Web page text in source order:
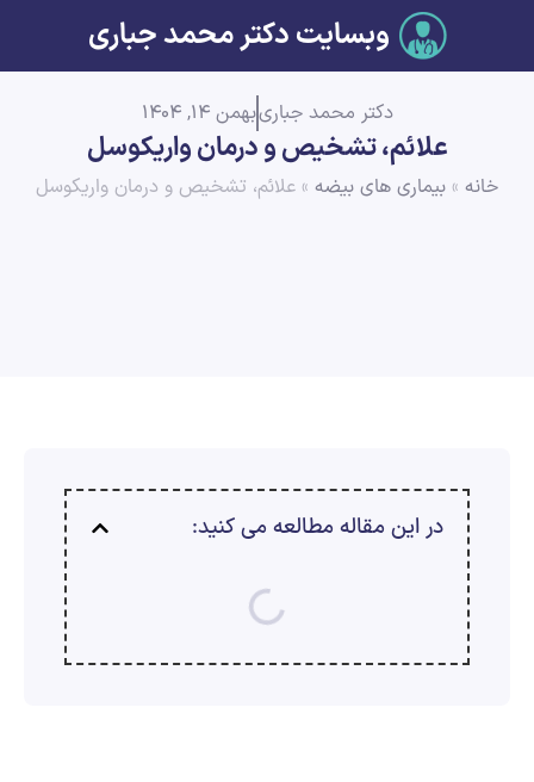
وبسایت دکتر محمد جباری
دکتر محمد جباریبهمن 14, 1404
علائم، تشخیص و درمان واریکوسل
خانه » بیماری های بیضه » علائم، تشخیص و درمان واریکوسل
در این مقاله مطالعه می کنید:
ارسال